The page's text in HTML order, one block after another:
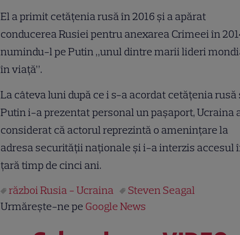
El a primit cetățenia rusă în 2016 și a apărat
conducerea Rusiei pentru anexarea Crimeei în
numindu-l pe Putin „unul dintre marii lideri
în viață”.
La câteva luni după ce i s-a acordat cetățenia rusă
Putin i-a prezentat personal un pașaport, Ucraina
considerat că actorul reprezintă o amenințare la
adresa securității naționale și i-a interzis accesul
țară timp de cinci ani.
război Rusia - Ucraina
Steven Seagal
Urmărește-ne pe Google News